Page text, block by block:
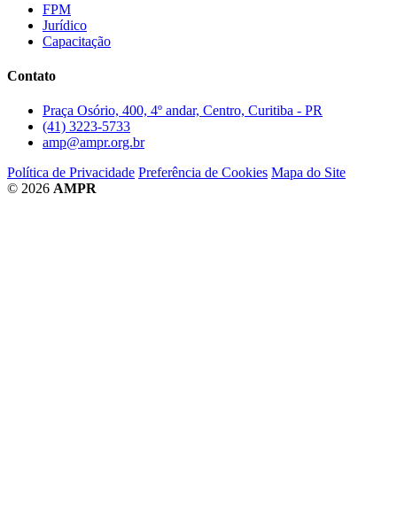
FPM
Jurídico
Capacitação
Contato
Praça Osório, 400, 4º andar, Centro, Curitiba - PR
(41) 3223-5733
amp@ampr.org.br
Política de Privacidade Preferência de Cookies Mapa do Site
© 2026 AMPR